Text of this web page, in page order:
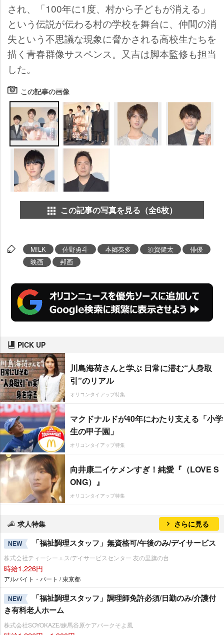
され、「100年に1度、村から子どもが消える」
という伝説が伝わる村の学校を舞台に、仲間の消
失という不思議な現象に脅かされる高校生たちを
描く青春群像サスペンス。又吉は脚本監修も担当
した。
この記事の画像
この記事の写真を見る（全6枚）
M!LK 佐野勇斗 本郷奏多 須賀健太
俳優
映画
邦画
PICK UP
川島海荷さんと学ぶ 日常に潜む“人身取
引”のリアル
オリコンタイアップ特集
マクドナルドが40年にわたり支える「小学
生の甲子園」
オリコンタイアップ特集
向井康二イケメンすぎ！純愛『（LOVE S
ONG）』
オリコンタイアップ特集
求人特集 さらに見る
NEW 「福祉調理スタッフ」無資格可/午後のみ/デイサービス
株式会社ティーシーエス/デイサービスセンター 友の里旗の台
時給1,226円
アルバイト・パート / 東京都
NEW
「福祉調理スタッフ」調理師免許必須/日勤のみ/介護付
き有料老人ホーム
株式会社SOYOKAZE/練馬谷原ケアパークそよ風